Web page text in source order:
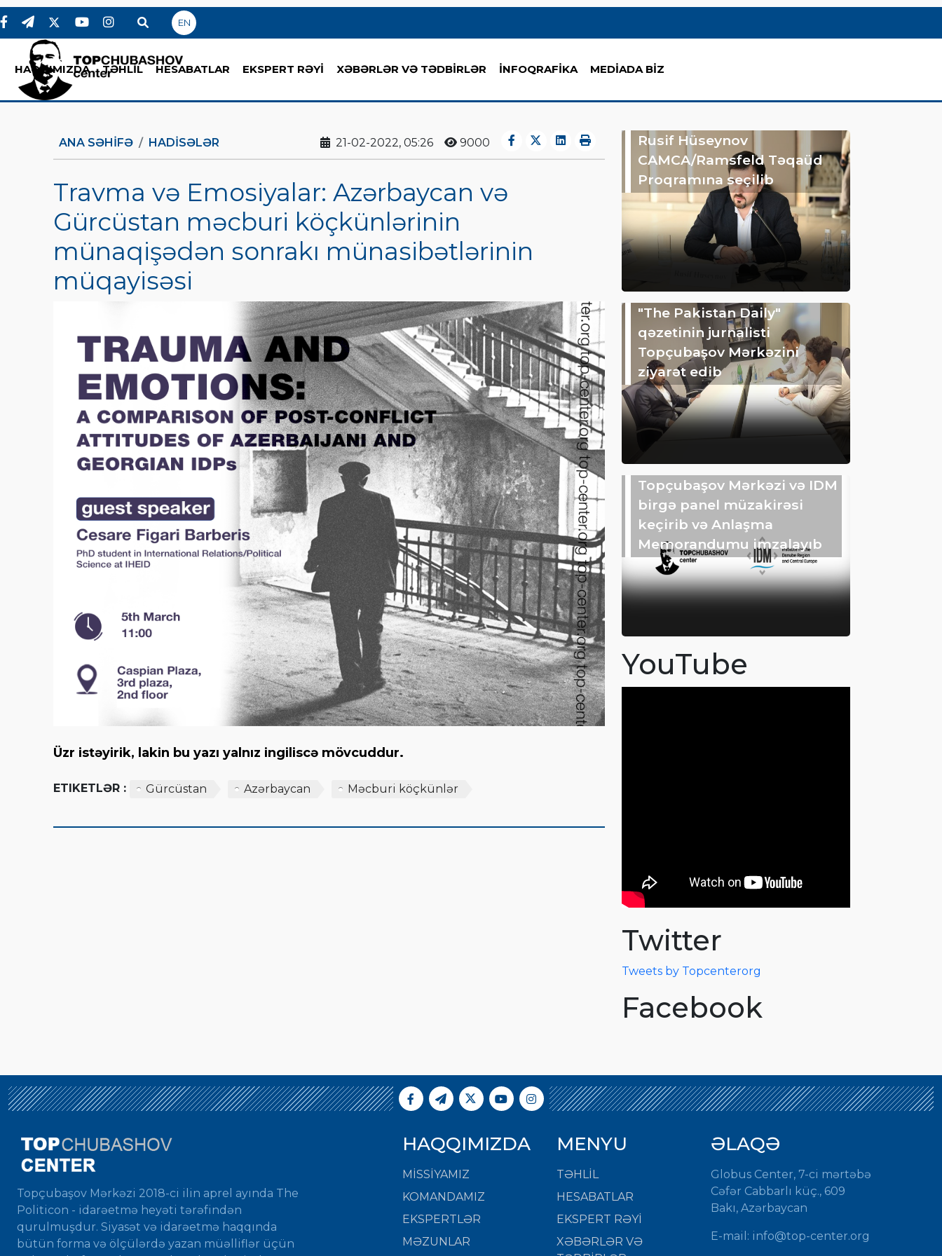
EN
HAQQIMIZDA TƏHLİL HESABATLAR EKSPERT RƏYİ XƏBƏRLƏR VƏ TƏDBİRLƏR İNFOQRAFİKA MEDİADA BİZ
ANA SƏHIFƏ HADİSƏLƏR 21-02-2022, 05:26 9000
Travma və Emosiyalar: Azərbaycan və
Gürcüstan məcburi köçkünlərinin
münaqişədən sonrakı münasibətlərinin
müqayisəsi
Üzr istəyirik, lakin bu yazı yalnız ingiliscə mövcuddur.
ETIKETLƏR : Gürcüstan Azərbaycan Məcburi köçkünlər
Rusif Hüseynov
CAMCA/Ramsfeld Təqaüd
Proqramına seçilib
"The Pakistan Daily"
qəzetinin jurnalisti
Topçubaşov Mərkəzini
ziyarət edib
Topçubaşov Mərkəzi və IDM
birgə panel müzakirəsi
keçirib və Anlaşma
Memorandumu imzalayıb
YouTube
Twitter
Tweets by Topcenterorg
Facebook
Topçubaşov Mərkəzi 2018-ci ilin aprel ayında The
Politicon - idarəetmə heyəti tərəfindən
qurulmuşdur. Siyasət və idarəetmə haqqında
bütün forma və ölçülərdə yazan müəlliflər üçün
HAQQIMIZDA
MISSIYAMIZ
KOMANDAMIZ
EKSPERTLƏR
MƏZUNLAR
MENYU
TƏHLİL
HESABATLAR
EKSPERT RƏYİ
XƏBƏRLƏR VƏ
ƏLAQƏ
Globus Center, 7-ci mərtəbə
Cəfər Cabbarlı küç., 609
Bakı, Azərbaycan
E-mail: info@top-center.org